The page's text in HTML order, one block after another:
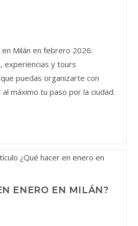
Milán en febrero 2026:
experiencias y tours
puedas organizarte con
máximo tu paso por la ciudad.
ENERO EN MILÁN?